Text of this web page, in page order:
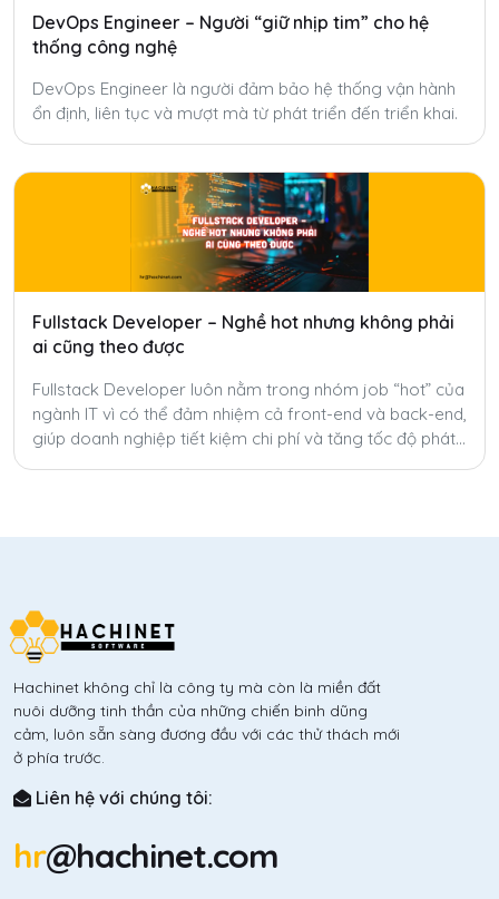
DevOps Engineer – Người “giữ nhịp tim” cho hệ
thống công nghệ
DevOps Engineer là người đảm bảo hệ thống vận hành
ổn định, liên tục và mượt mà từ phát triển đến triển khai.
Fullstack Developer – Nghề hot nhưng không phải
ai cũng theo được
Fullstack Developer luôn nằm trong nhóm job “hot” của
ngành IT vì có thể đảm nhiệm cả front-end và back-end,
giúp doanh nghiệp tiết kiệm chi phí và tăng tốc độ phát
Hachinet không chỉ là công ty mà còn là miền đất
nuôi dưỡng tinh thần của những chiến binh dũng
cảm, luôn sẵn sàng đương đầu với các thử thách mới
ở phía trước.
Liên hệ với chúng tôi:
hr@hachinet.com